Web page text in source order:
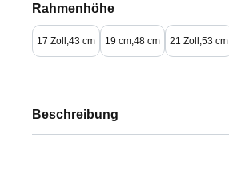
Rahmenhöheauswählen
17 Zoll;43 cm 19 cm;48 cm 21 Zoll;53 cm
Beschreibung